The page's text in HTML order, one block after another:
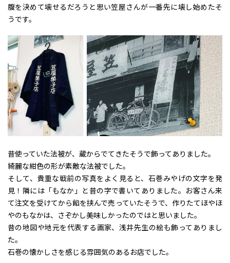
腹を決めて壊せるだろうと思い笠屋さんが一番先に壊し始めたそ
うです。
昔使っていた法被が、蔵からでてきたそうで飾ってありました。
綺麗な紺色の形が素敵な法被でした。
そして、貴重な戦前の写真をよく見ると、石巻みやげの文字を発
見！隣には「もなか」と昔の字で書いてありました。お客さん来
て注文を受けてから餡を挟んで売っていたそうで、作りたてほやほ
やのもなかは、さぞかし美味しかったのではと思いました。
昔の地図や地元を代表する画家、浅井先生の絵も飾ってありまし
た。
石巻の懐かしさを感じる雰囲気のあるお店でした。